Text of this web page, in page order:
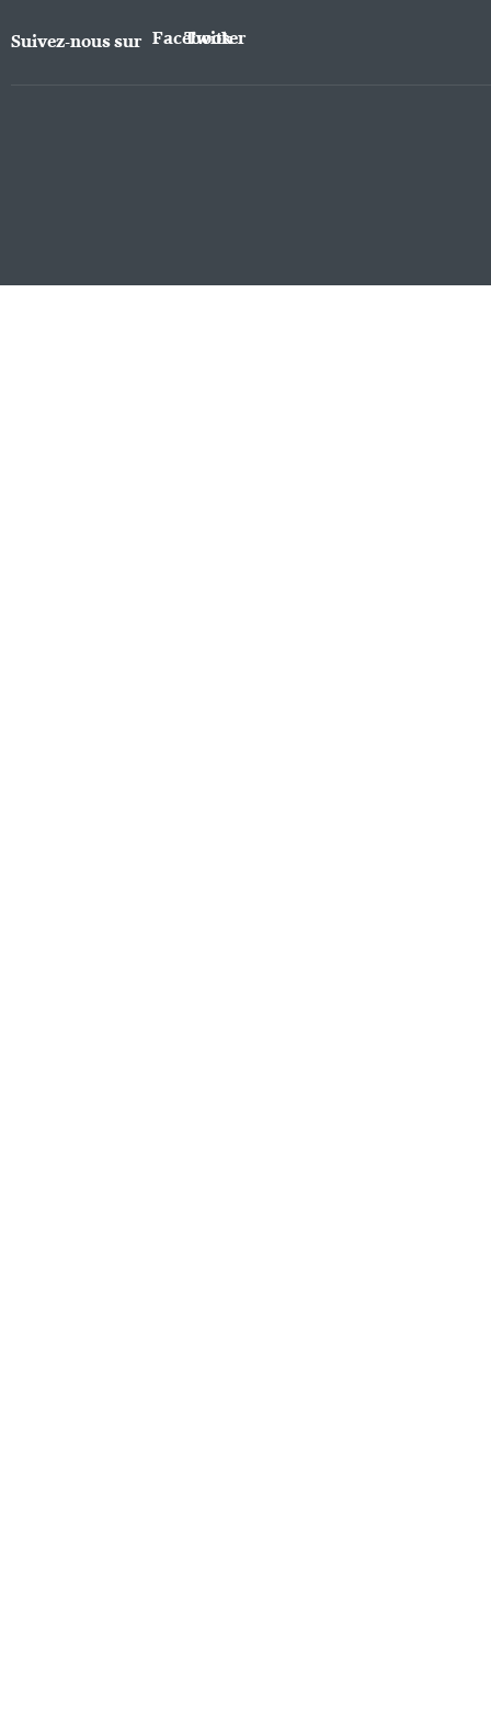
Suivez-nous sur Facebook
Twitter